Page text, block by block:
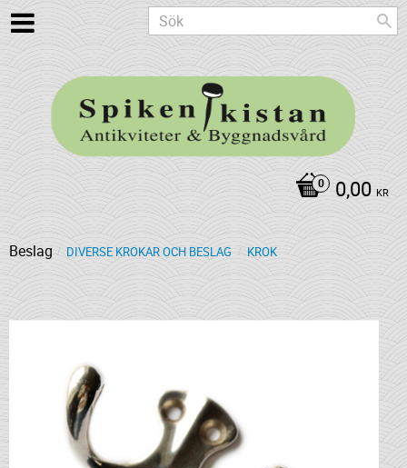
0,00 KR
Beslag DIVERSE KROKAR OCH BESLAG KROK